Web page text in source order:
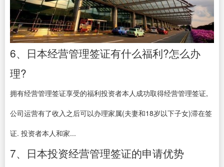
6、日本经营管理签证有什么福利?怎么办
理?
拥有经营管理签证享受的福利投资者本人成功取得经营管理签证,
公司运营有了收入之后可以办理家属(夫妻和18岁以下子女)滞在签
证. 投资者本人和家...
7、日本投资经营管理签证的申请优势